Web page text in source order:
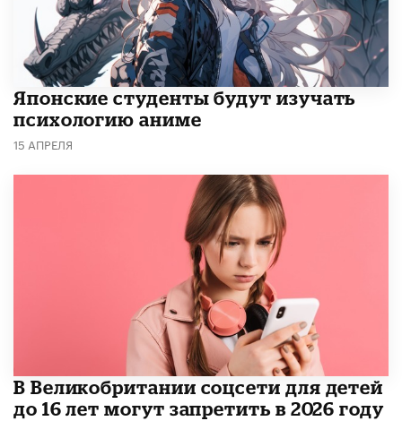
Японские студенты будут изучать
психологию аниме
15 АПРЕЛЯ
В Великобритании соцсети для детей
до 16 лет могут запретить в 2026 году